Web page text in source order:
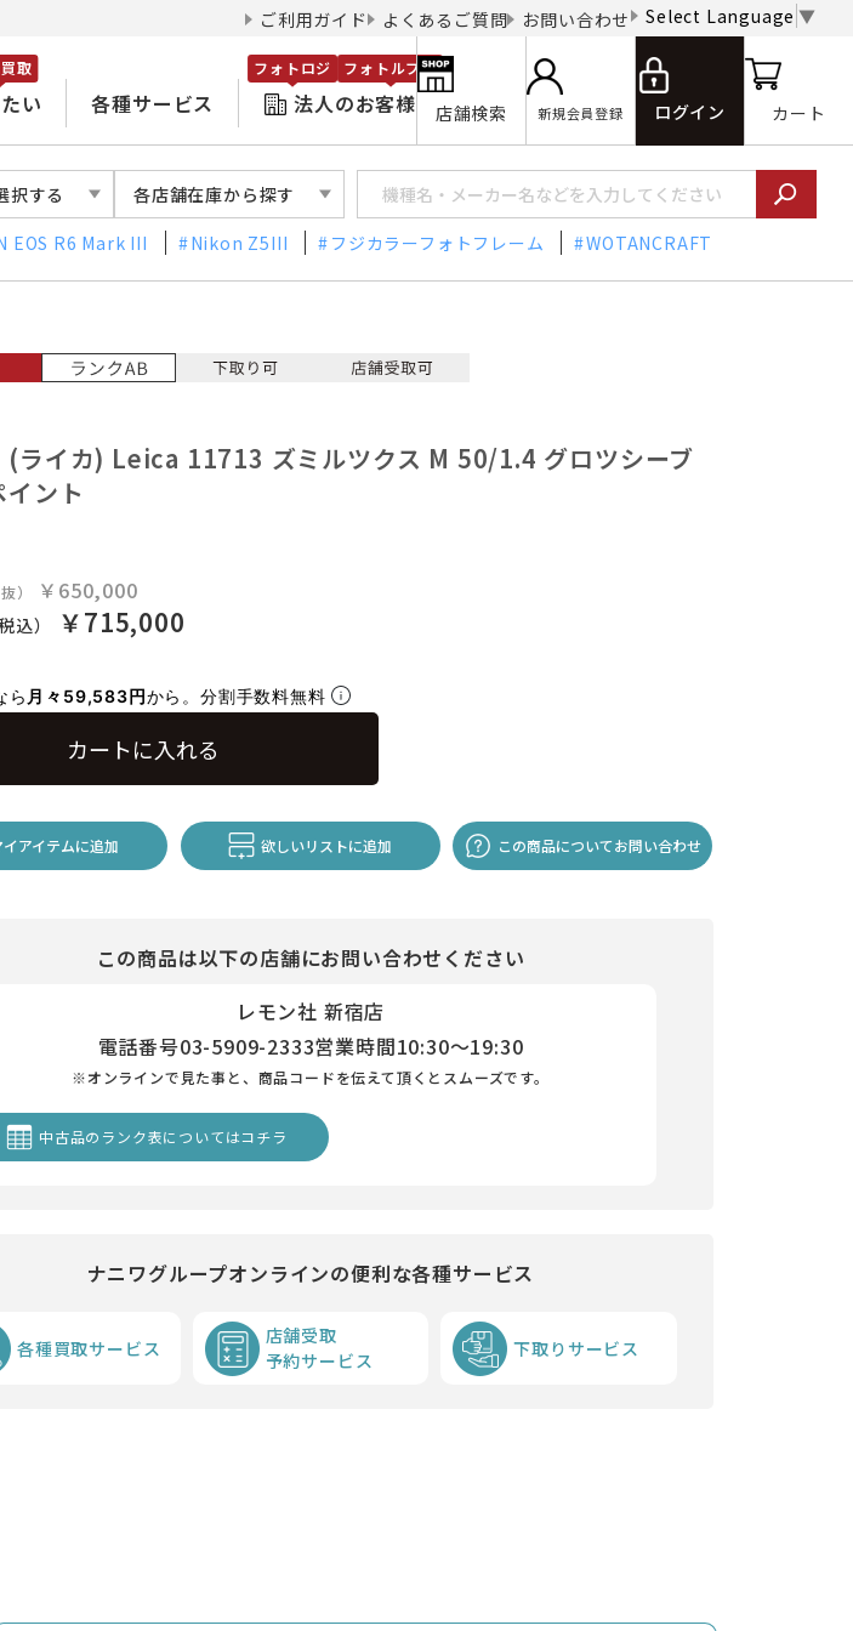
ご利用ガイド よくあるご質問 お問い合わせ Select Language ▼
い
取
各種サービス 法人のお客様
フォトロジ フォトルプロ
店舗検索 新規会員登録 ログイン カート
択する 各店舗在庫から探す
EOS R6 Mark III Nikon Z5III フジカラーフォトフレーム WOTANCRAFT
(ライカ) Leica 11713 ズミルツクス M 50/1.4 グロツシーブ
ント
） ￥650,000
込） ￥715,000
ら 月々59,583円から。分割手数料無料
カートに入れる
イアイテムに追加 欲しいリストに追加 この商品についてお問い合わせ
この商品は以下の店舗にお問い合わせください
レモン社 新宿店
電話番号03-5909-2333営業時間10:30～19:30
※オンラインで見た事と、商品コードを伝えて頂くとスムーズです。
中古品のランク表についてはコチラ
ナニワグループオンラインの便利な各種サービス
各種買取サービス
店舗受取
予約サービス
下取りサービス